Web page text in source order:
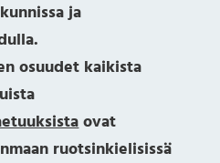
ja
osuudet kaikista
ovat
ruotsinkielisissä